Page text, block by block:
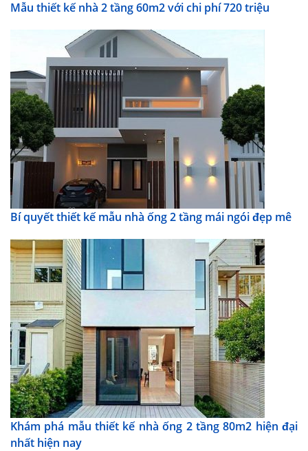
Mẫu thiết kế nhà 2 tầng 60m2 với chi phí 720 triệu
Bí quyết thiết kế mẫu nhà ống 2 tầng mái ngói đẹp mê
Khám phá mẫu thiết kế nhà ống 2 tầng 80m2 hiện đại
nhất hiện nay